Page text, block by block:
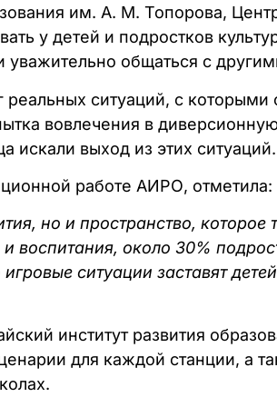
им. А. М. Топорова,
у детей и подростков
общаться с
ситуаций, с которыми
вовлечения в
искали выход из этих ситуаций.
работе АИРО, отметила:
но и пространство, которое
воспитания, около 30%
ситуации заставят
институт развития
для каждой станции, а